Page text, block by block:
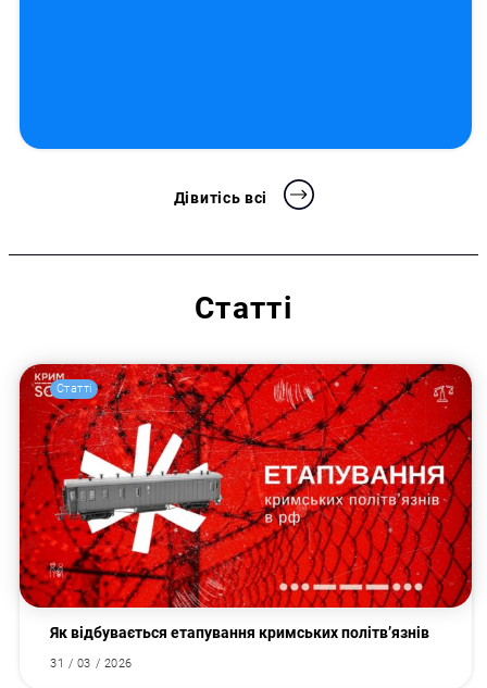
Дівитісь всі
Статті
Статті
Як відбувається етапування кримських політв’язнів
31 / 03 / 2026